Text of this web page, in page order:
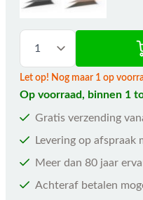
Let op! Nog maar 1 op
Op voorraad, binnen 1
Gratis verzending
Levering op afspraak
Meer dan 80 jaar
Achteraf betalen